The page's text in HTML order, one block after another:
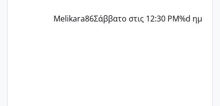
Melikara86Σάββατο στις 12:30 PM%d ημ